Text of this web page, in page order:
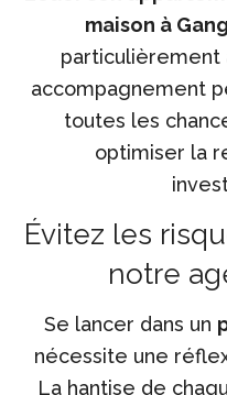
maison à
particulièrement
accompagnement
toutes les
optimiser la
Évitez les
notre
Se lancer dans un
nécessite une
La hantise de